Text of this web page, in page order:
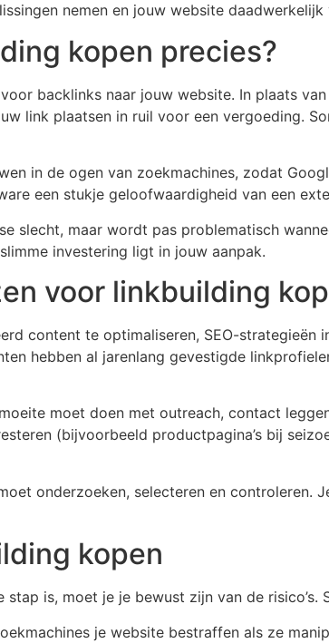
nemen en jouw website
kopen precies?
backlinks naar jouw website. In plaats
link plaatsen in ruil voor een vergoeding.
in de ogen van zoekmachines, zodat
een stukje geloofwaardigheid van een
slecht, maar wordt pas problematisch
investering ligt in jouw aanpak.
voor linkbuilding
content te optimaliseren, SEO-strategieën
hebben al jarenlang gevestigde
moet doen met outreach, contact
(bijvoorbeeld productpagina’s bij
onderzoeken, selecteren en
kopen
is, moet je je bewust zijn van de
je website bestraffen als ze